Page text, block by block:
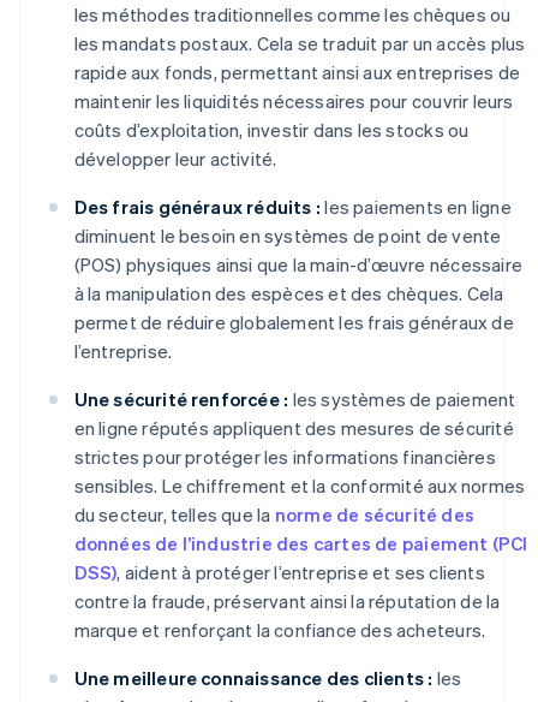
les méthodes traditionnelles comme les chèques ou
les mandats postaux. Cela se traduit par un accès plus
rapide aux fonds, permettant ainsi aux entreprises de
maintenir les liquidités nécessaires pour couvrir leurs
coûts d’exploitation, investir dans les stocks ou
développer leur activité.
Des frais généraux réduits : les paiements en ligne
diminuent le besoin en systèmes de point de vente
(POS) physiques ainsi que la main-d’œuvre nécessaire
à la manipulation des espèces et des chèques. Cela
permet de réduire globalement les frais généraux de
l’entreprise.
Une sécurité renforcée : les systèmes de paiement
en ligne réputés appliquent des mesures de sécurité
strictes pour protéger les informations financières
sensibles. Le chiffrement et la conformité aux normes
du secteur, telles que la norme de sécurité des
données de l’industrie des cartes de paiement (PCI
DSS), aident à protéger l’entreprise et ses clients
contre la fraude, préservant ainsi la réputation de la
marque et renforçant la confiance des acheteurs.
Une meilleure connaissance des clients : les